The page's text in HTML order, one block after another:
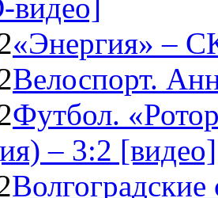
видео]
«Энергия» –
Велоспорт.
Футбол.
– 3:2 [видео]